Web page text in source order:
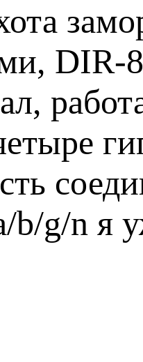
DIR-
b/g/n я